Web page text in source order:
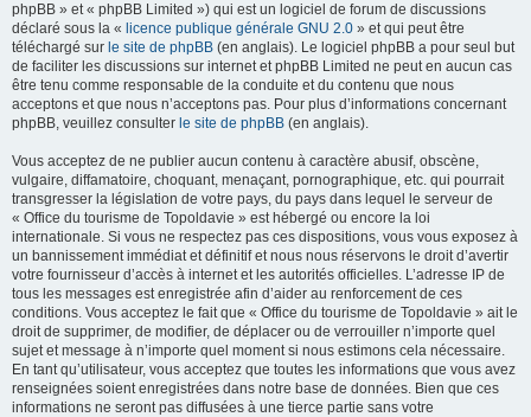
phpBB » et « phpBB Limited ») qui est un logiciel de forum de discussions
déclaré sous la « licence publique générale GNU 2.0 » et qui peut être
téléchargé sur le site de phpBB (en anglais). Le logiciel phpBB a pour seul but
de faciliter les discussions sur internet et phpBB Limited ne peut en aucun cas
être tenu comme responsable de la conduite et du contenu que nous
acceptons et que nous n’acceptons pas. Pour plus d’informations concernant
phpBB, veuillez consulter le site de phpBB (en anglais).
Vous acceptez de ne publier aucun contenu à caractère abusif, obscène,
vulgaire, diffamatoire, choquant, menaçant, pornographique, etc. qui pourrait
transgresser la législation de votre pays, du pays dans lequel le serveur de
« Office du tourisme de Topoldavie » est hébergé ou encore la loi
internationale. Si vous ne respectez pas ces dispositions, vous vous exposez à
un bannissement immédiat et définitif et nous nous réservons le droit d’avertir
votre fournisseur d’accès à internet et les autorités officielles. L’adresse IP de
tous les messages est enregistrée afin d’aider au renforcement de ces
conditions. Vous acceptez le fait que « Office du tourisme de Topoldavie » ait le
droit de supprimer, de modifier, de déplacer ou de verrouiller n’importe quel
sujet et message à n’importe quel moment si nous estimons cela nécessaire.
En tant qu’utilisateur, vous acceptez que toutes les informations que vous avez
renseignées soient enregistrées dans notre base de données. Bien que ces
informations ne seront pas diffusées à une tierce partie sans votre